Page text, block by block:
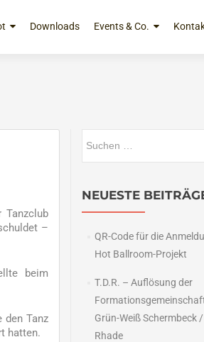
Downloads Events & Co.
Tanzclub
–
beim
den Tanz
hatten.
NEUESTE
QR-Code für die
Hot Ballroom-Projekt
T.D.R. – Auflösung der
Grün-Weiß Schermbeck /
Rhade